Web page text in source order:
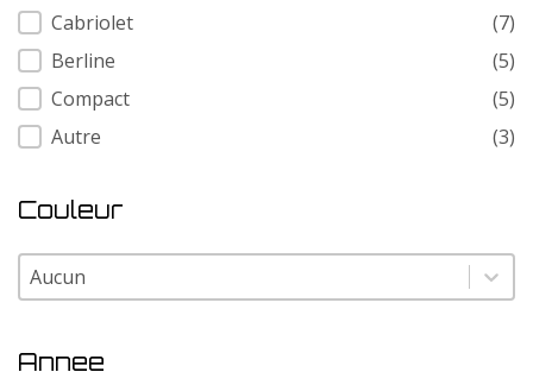
Cabriolet
(7)
Berline
(5)
Compact
(5)
Autre
(3)
Couleur
Couleur
Couleur
Annee